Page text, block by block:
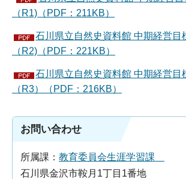
（R1)（PDF：211KB）
石川県立自然史資料館 中期経営目
（R2)（PDF：221KB）
石川県立自然史資料館 中期経営目
（R3）（PDF：216KB）
お問い合わせ
所属課： 教育委員会生涯学習課
石川県金沢市鞍月1丁目1番地